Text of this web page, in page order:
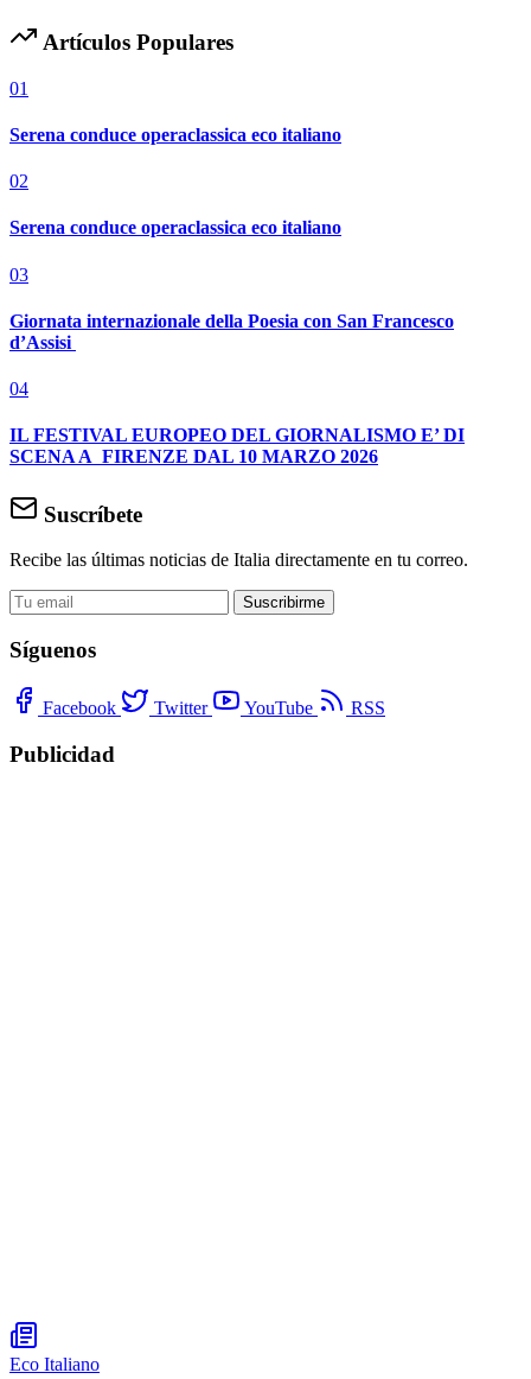
Artículos Populares
01
Serena conduce operaclassica eco italiano
02
Serena conduce operaclassica eco italiano
03
Giornata internazionale della Poesia con San Francesco
d’Assisi
04
IL FESTIVAL EUROPEO DEL GIORNALISMO E’ DI
SCENA A FIRENZE DAL 10 MARZO 2026
Suscríbete
Recibe las últimas noticias de Italia directamente en tu correo.
Suscribirme
Síguenos
Facebook Twitter YouTube RSS
Publicidad
Eco Italiano